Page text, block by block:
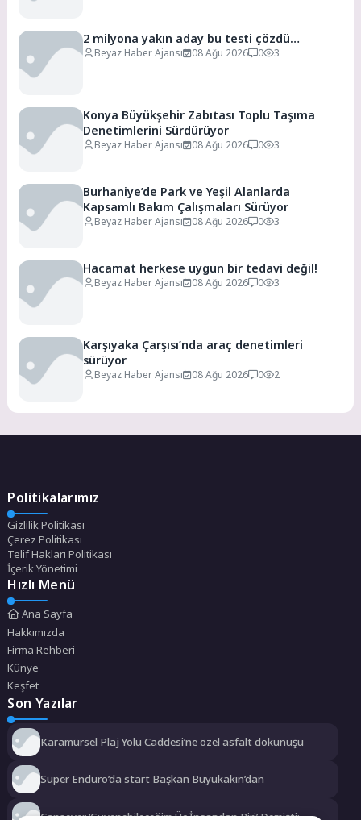
2 milyona yakın aday bu testi çözdü…
Beyaz Haber Ajansı 08 Ağu 2026 0 3
Konya Büyükşehir Zabıtası Toplu Taşıma
Denetimlerini Sürdürüyor
Beyaz Haber Ajansı 08 Ağu 2026 0 3
Burhaniye’de Park ve Yeşil Alanlarda
Kapsamlı Bakım Çalışmaları Sürüyor
Beyaz Haber Ajansı 08 Ağu 2026 0 3
Hacamat herkese uygun bir tedavi değil!
Beyaz Haber Ajansı 08 Ağu 2026 0 3
Karşıyaka Çarşısı’nda araç denetimleri
sürüyor
Beyaz Haber Ajansı 08 Ağu 2026 0 2
Politikalarımız
Gizlilik Politikası
Çerez Politikası
Telif Hakları Politikası
İçerik Yönetimi
Hızlı Menü
Ana Sayfa
Hakkımızda
Firma Rehberi
Künye
Keşfet
Son Yazılar
Karamürsel Plaj Yolu Caddesi’ne özel asfalt dokunuşu
Süper Enduro’da start Başkan Büyükakın’dan
Cansever ‘Güvenebileceğim Üç İnsandan Biri’ Demişti: